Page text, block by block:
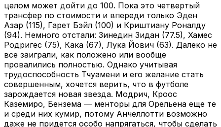
целом может дойти до 100. Пока это четвертый
трансфер по стоимости и впереди только Эден
Азар (115), Гарет Бэйл (100) и Криштиану Роналду
(94). Немного отстали: Зинедин Зидан (77.5), Хамес
Родригес (75), Кака (67), Лука Йович (63). Далеко не
все заиграли, как положено или вообще
провалились полностью. Однако учитывая
трудоспособность Тчуамени и его желание стать
совершенным, хочется верить, что в футболе
зарождается новая звезда. Модрич, Кроос
Каземиро, Бензема — менторы для Орельена еще те
и среди них кумир, потому Анчеллотти возможно
даже не придется особо напрягаться, чтобы сделать